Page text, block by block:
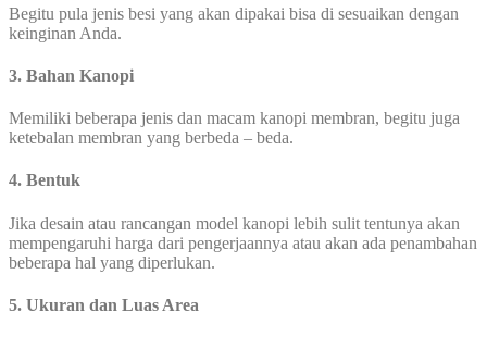
Begitu pula jenis besi yang akan dipakai bisa di sesuaikan dengan
keinginan Anda.
3. Bahan Kanopi
Memiliki beberapa jenis dan macam kanopi membran, begitu juga
ketebalan membran yang berbeda – beda.
4. Bentuk
Jika desain atau rancangan model kanopi lebih sulit tentunya akan
mempengaruhi harga dari pengerjaannya atau akan ada penambahan
beberapa hal yang diperlukan.
5. Ukuran dan Luas Area